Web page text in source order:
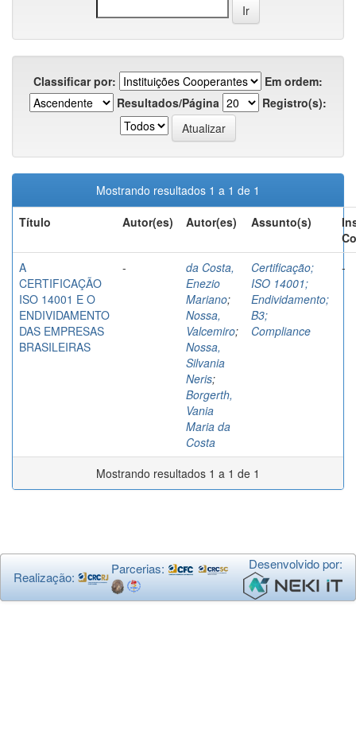
Classificar por:
Em ordem:
Resultados/Página
Registro(s):
Mostrando resultados 1 a 1 de 1
Título
Autor(es) Autor(es) Assunto(s)
A
CERTIFICAÇÃO
ISO 14001 E O
ENDIVIDAMENTO
DAS EMPRESAS
BRASILEIRAS
-
da Costa,
Enezio
Mariano;
Nossa,
Valcemiro;
Nossa,
Silvania
Neris;
Borgerth,
Vania
Maria da
Costa
Certificação;
ISO 14001;
Endividamento;
B3;
Compliance
-
Mostrando resultados 1 a 1 de 1
Realização:
Parcerias: Desenvolvido por: